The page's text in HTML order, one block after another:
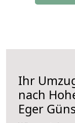
Ihr
nach
Eger